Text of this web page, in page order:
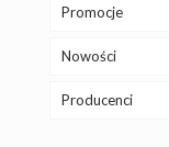
Promocje
Nowości
Producenci